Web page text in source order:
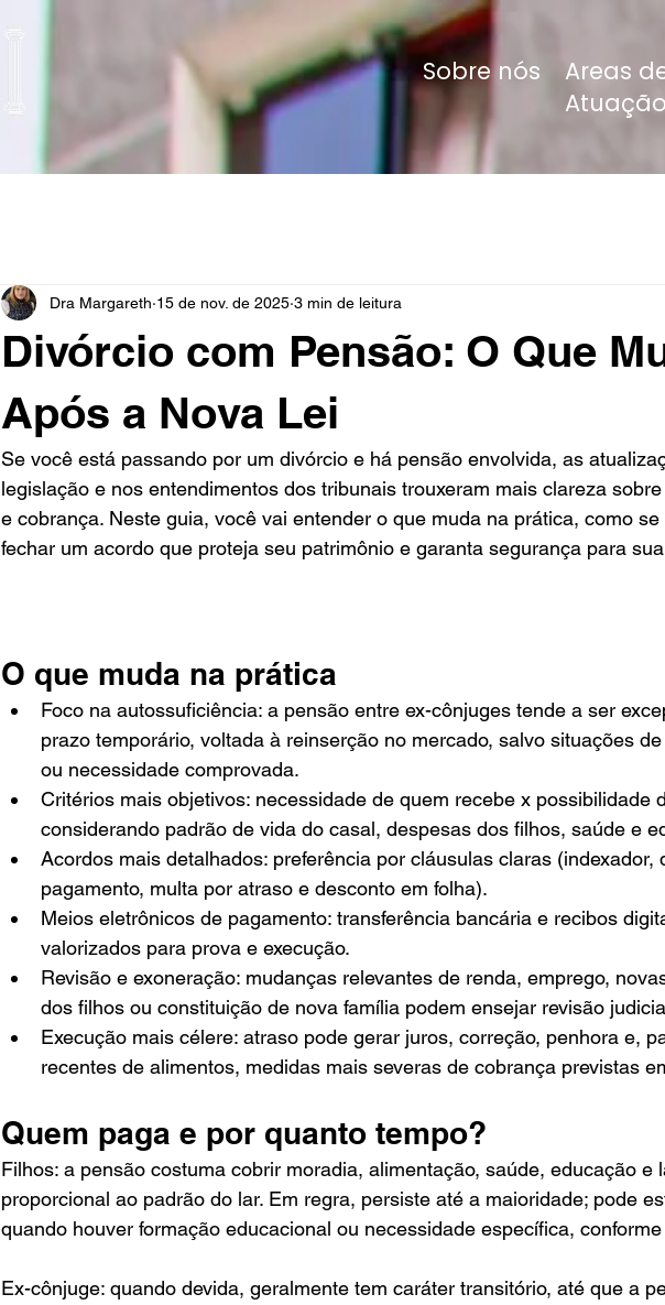
Sobre nós
Areas
Atuação
Divórcio com Pensão: O Que
Após a Nova Lei
Dra Margareth 15 de nov. de 2025 3 min de leitura
Se você está passando por um divórcio e há pensão envolvida, as
legislação e nos entendimentos dos tribunais trouxeram mais clareza
e cobrança. Neste guia, você vai entender o que muda na prática, como
fechar um acordo que proteja seu patrimônio e garanta segurança para
O que muda na prática
Foco na autossuficiência: a pensão entre ex-cônjuges tende a ser
prazo temporário, voltada à reinserção no mercado, salvo situações
ou necessidade comprovada.
Critérios mais objetivos: necessidade de quem recebe x possibilidade
considerando padrão de vida do casal, despesas dos filhos, saúde e
Acordos mais detalhados: preferência por cláusulas claras (indexador,
pagamento, multa por atraso e desconto em folha).
Meios eletrônicos de pagamento: transferência bancária e recibos
valorizados para prova e execução.
Revisão e exoneração: mudanças relevantes de renda, emprego,
dos filhos ou constituição de nova família podem ensejar revisão
Execução mais célere: atraso pode gerar juros, correção, penhora e,
recentes de alimentos, medidas mais severas de cobrança previstas
Quem paga e por quanto tempo?
Filhos: a pensão costuma cobrir moradia, alimentação, saúde, educação e
proporcional ao padrão do lar. Em regra, persiste até a maioridade; pode
quando houver formação educacional ou necessidade específica,
Ex-cônjuge: quando devida, geralmente tem caráter transitório, até que a